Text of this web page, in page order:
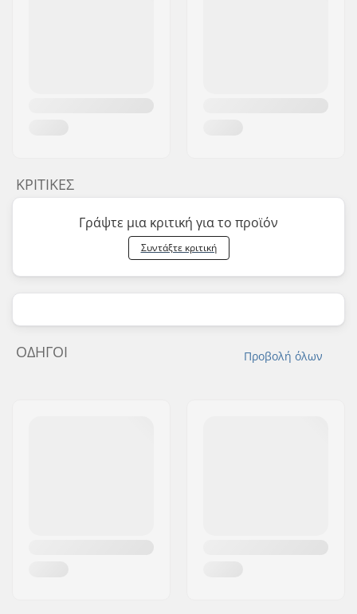
ΚΡΙΤΙΚΈΣ
Γράψτε μια κριτική για το προϊόν
Συντάξτε κριτική
Προβολή όλων
ΟΔΗΓΟΊ